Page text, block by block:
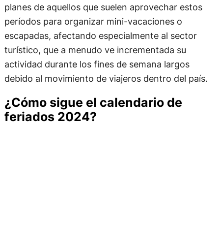
planes de aquellos que suelen aprovechar estos
períodos para organizar mini-vacaciones o
escapadas, afectando especialmente al sector
turístico, que a menudo ve incrementada su
actividad durante los fines de semana largos
debido al movimiento de viajeros dentro del país.
¿Cómo sigue el calendario de
feriados 2024?